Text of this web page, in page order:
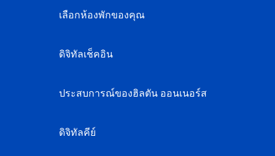
เลือกห้องพักของคุณ
ดิจิทัลเช็คอิน
ประสบการณ์ของฮิลตัน ออนเนอร์ส
ดิจิทัลคีย์